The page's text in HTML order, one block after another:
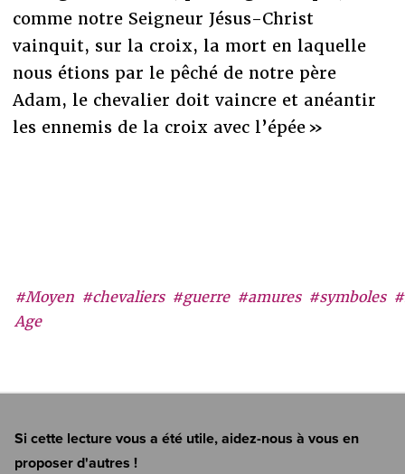
#Moyen
Age
#chevaliers #guerre #amures #symboles
comme notre Seigneur Jésus-Christ
vainquit, sur la croix, la mort en laquelle
nous étions par le pêché de notre père
Adam, le chevalier doit vaincre et anéantir
les ennemis de la croix avec l’épée »
Si cette lecture vous a été utile, aidez-nous à vous en
proposer d'autres !